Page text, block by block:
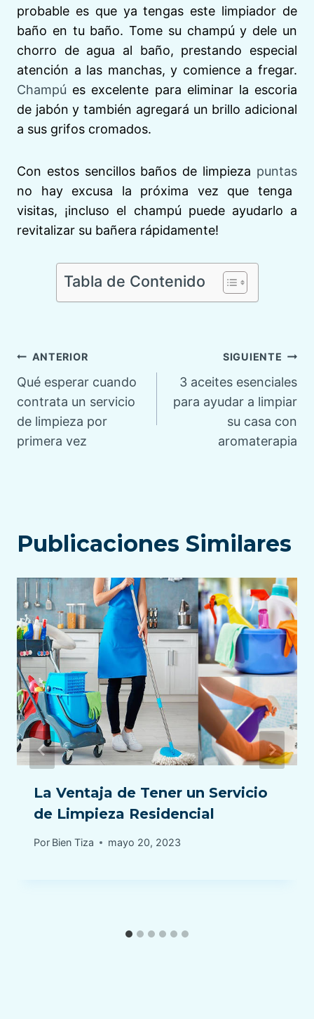
probable es que ya tengas este limpiador de
baño en tu baño. Tome su champú y dele un
chorro de agua al baño, prestando especial
atención a las manchas, y comience a fregar.
Champú es excelente para eliminar la escoria
de jabón y también agregará un brillo adicional
a sus grifos cromados.
Con estos sencillos baños de limpieza puntas
no hay excusa la próxima vez que tenga
visitas, ¡incluso el champú puede ayudarlo a
revitalizar su bañera rápidamente!
Tabla de Contenido
Navegación
de
entradas
ANTERIOR
Qué esperar cuando
contrata un servicio
de limpieza por
primera vez
SIGUIENTE
3 aceites esenciales
para ayudar a limpiar
su casa con
aromaterapia
Publicaciones Similares
La Ventaja de Tener un Servicio
de Limpieza Residencial
Por Bien Tiza mayo 20, 2023